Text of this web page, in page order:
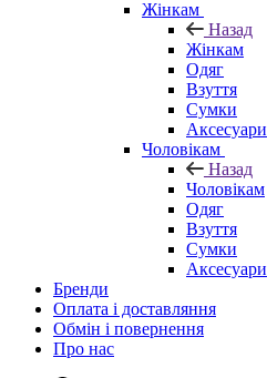
Жінкам
Назад
Жінкам
Одяг
Взуття
Сумки
Аксесуари
Чоловікам
Назад
Чоловікам
Одяг
Взуття
Сумки
Аксесуари
Бренди
Оплата і доставляння
Обмін і повернення
Про нас